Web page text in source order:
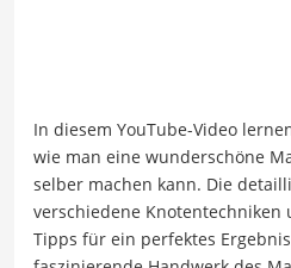
In diesem YouTube-Video
wie man eine wunderschöne
selber machen kann. Die
verschiedene
Tipps für ein perfektes